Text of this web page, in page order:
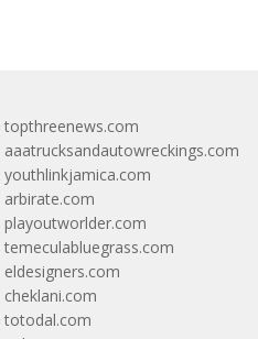
topthreenews.com
aaatrucksandautowreckings.com
youthlinkjamica.com
arbirate.com
playoutworlder.com
temeculabluegrass.com
eldesigners.com
cheklani.com
totodal.com